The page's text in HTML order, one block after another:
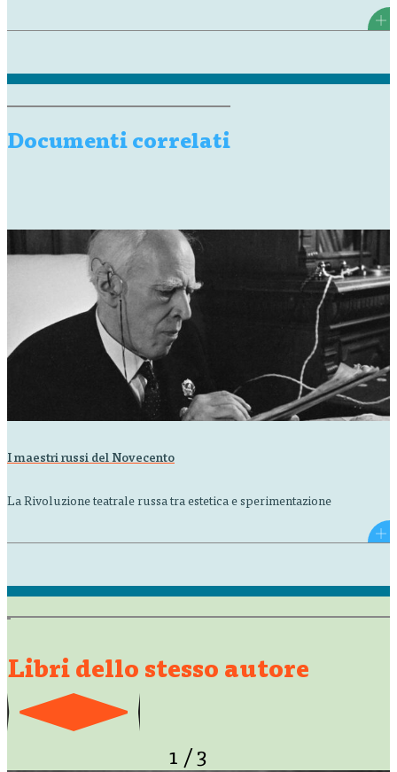
Documenti correlati
I maestri russi del Novecento
La Rivoluzione teatrale russa tra estetica e sperimentazione
Libri dello stesso autore
1 / 3